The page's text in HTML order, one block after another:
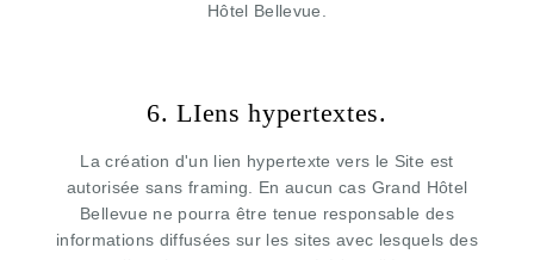
Hôtel Bellevue.
6. LIens hypertextes.
La création d'un lien hypertexte vers le Site est
autorisée sans framing. En aucun cas Grand Hôtel
Bellevue ne pourra être tenue responsable des
informations diffusées sur les sites avec lesquels des